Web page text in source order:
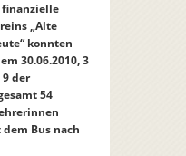
finanzielle
„Alte
konnten
30.06.2010, 3
der
54
Bus nach